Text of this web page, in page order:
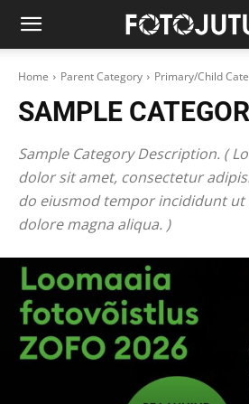
Home Parent Category Primary/Child
SAMPLE
Sample Category Description. (
dolor sit amet, consectetur
do eiusmod tempor incididunt ut
dolore magna aliqua. )